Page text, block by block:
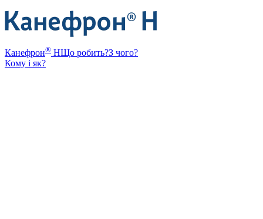
Канефрон® НЩо робить?З чого?
Кому і як?